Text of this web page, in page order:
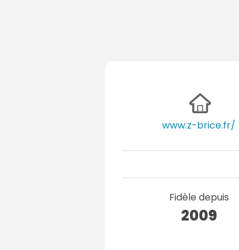
www.z-brice.fr/
Fidèle depuis
2009